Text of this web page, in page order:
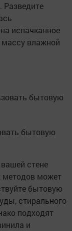
Разведите
испачканное
влажной
бытовую
стене
методов может
бытовую
стирального
подходят
и